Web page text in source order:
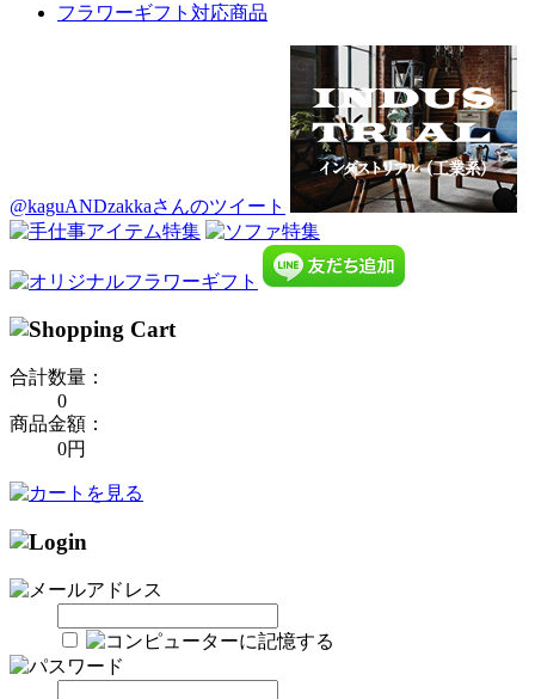
フラワーギフト対応商品
@kaguANDzakkaさんのツイート
合計数量：
0
商品金額：
0円